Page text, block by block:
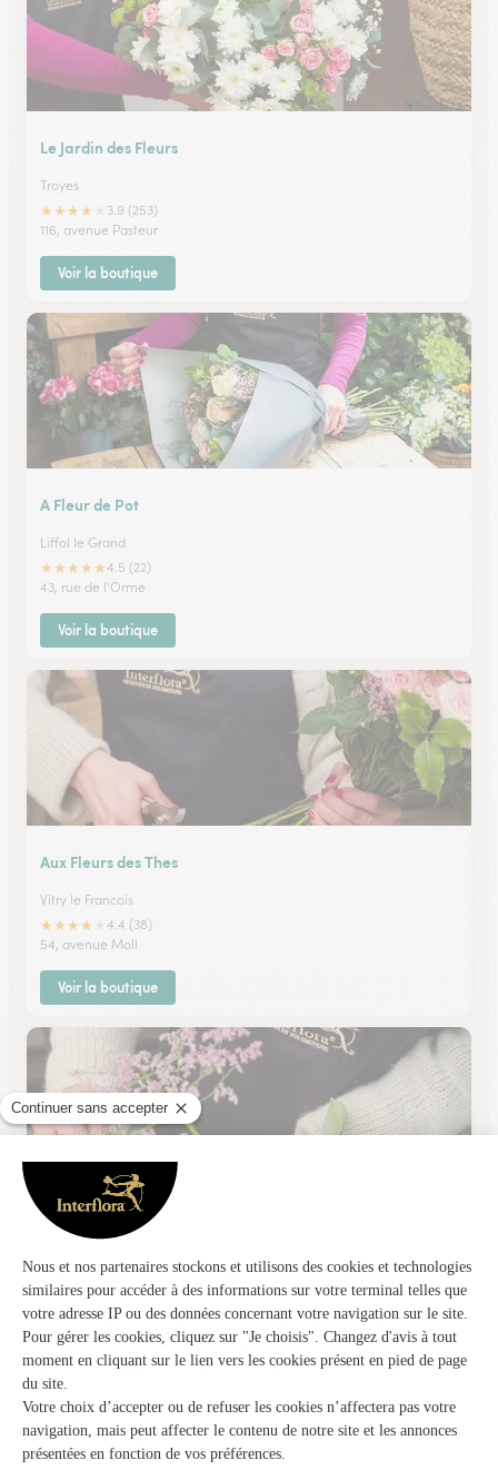
Le Jardin des Fleurs
Troyes
★★★★
3.9 (253)
116, avenue Pasteur
Voir la boutique
A Fleur de Pot
Liffol le Grand
★★★★★4.5 (22)
43, rue de l'Orme
Voir la boutique
Aux Fleurs des Thes
Vitry le Francois
★★★★
4.4 (38)
54, avenue Moll
Voir la boutique
Marjolaine
★ ★
4.6 (97)
4, rue de Paris
Voir la boutique